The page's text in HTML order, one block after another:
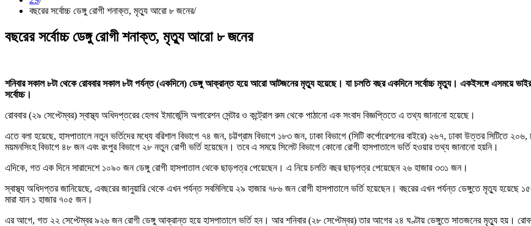
বছরের সর্বোচ্চ ডেঙ্গু রোগী শনাক্ত, মৃত্যু আরো ৮ জনের
বছরের সর্বোচ্চ ডেঙ্গু রোগী শনাক্ত, মৃত্যু আরো ৮ জনের
শনিবার সকাল ৮টা থেকে রোববার সকাল ৮টা পর্যন্ত (একদিনে) ডেঙ্গু আক্রান্ত হয়ে আরো আটজনের মৃত্যু হয়েছে। যা চলতি বছর একদিনে সর্বোচ্চ মৃত্যু। একইসঙ্গে এসময়ে
সর্বোচ্চ।
রোববার (২৯ সেপ্টেম্বর) স্বাস্থ্য অধিদপ্তরের হেলথ ইমার্জেন্সি অপারেশন সেন্টার ও কন্ট্রোল রুম থেকে পাঠানো এক সংবাদ বিজ্ঞপ্তিতে এ তথ্য জানানো হয়েছে।
এতে বলা হয়েছে, হাসপাতালে নতুন ভর্তিদের মধ্যে বরিশাল বিভাগে ৭৪ জন, চট্টগ্রাম বিভাগে ১৮৩ জন, ঢাকা বিভাগে (সিটি কর্পোরেশনের বাইরে) ২৬৭, ঢাকা উত্তর সিটিতে
ময়মনসিংহ বিভাগে ৪৮ জন এবং রংপুর বিভাগে ২৮ নতুন রোগী ভর্তি হয়েছেন। তবে এ সময়ে সিলেট বিভাগে কোনো রোগী হাসপাতালে ভর্তি হওয়ার তথ্য জানানো হয়নি।
এদিকে, গত এক দিনে সারাদেশে ১০৯০ জন ডেঙ্গু রোগী হাসপাতাল থেকে ছাড়পত্র পেয়েছেন। এ নিয়ে চলতি বছর ছাড়পত্র পেয়েছেন ২৬ হাজার ৩৩১ জন।
স্বাস্থ্য অধিদপ্তর জানিয়েছে, এবছরের জানুয়ারি থেকে এখন পর্যন্ত সবমিলিয়ে ২৯ হাজার ৭৮৬ জন রোগী হাসপাতালে ভর্তি হয়েছেন। বছরের এখন পর্যন্ত ডেঙ্গুতে মৃত্যু
মারা যান ১ হাজার ৭০৫ জন।
এর আগে, গত ২২ সেপ্টেম্বর ৯২৬ জন রোগী ডেঙ্গু আক্রান্ত হয়ে হাসপাতালে ভর্তি হন। আর শনিবার (২৮ সেপ্টেম্বর) তার আগের ২৪ ঘণ্টায় ডেঙ্গুতে সাতজনের মৃত্যু হয়।